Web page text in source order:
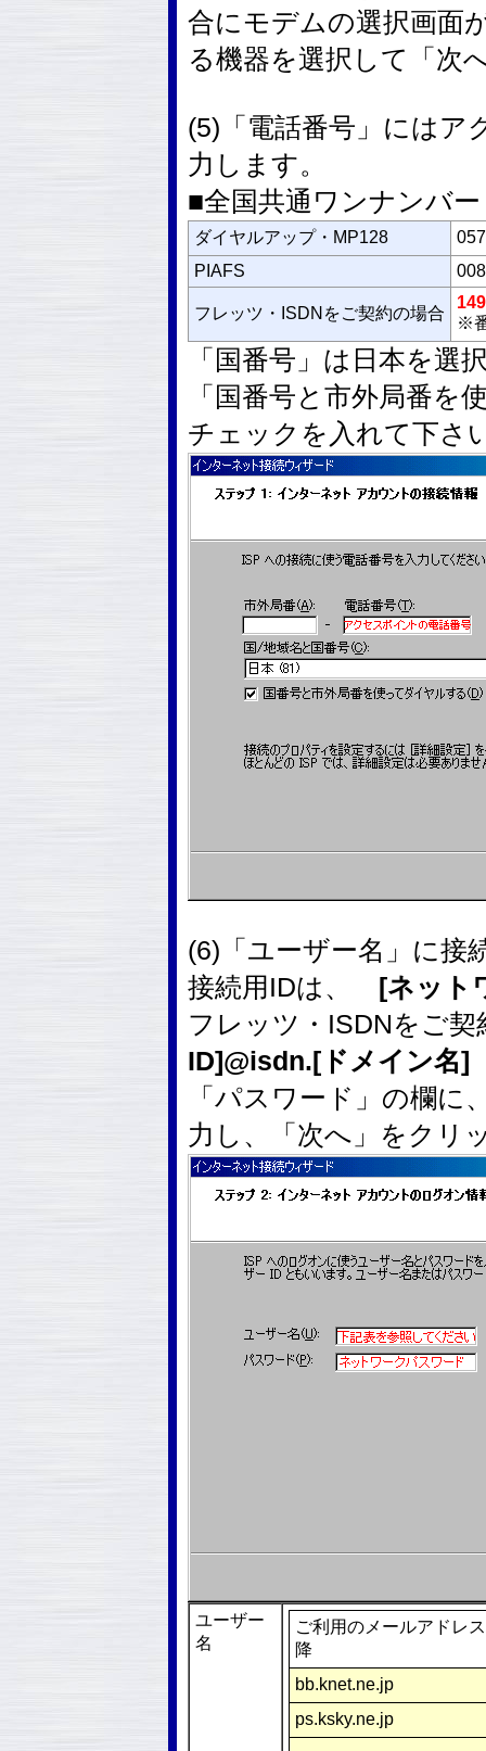
合にモデムの選択画面
る機器を選択して「次
(5)「電話番号」にはア
力します。
■全国共通ワンナンバー
ダイヤルアップ・MP128
PIAFS
フレッツ・ISDNをご契約の場合
※
「国番号」は日本を選
「国番号と市外局番を
チェックを入れて下さ
(6)「ユーザー名」に接
接続用IDは、 [ネット
フレッツ・ISDNをご
ID]@isdn.[ドメイン名]
「パスワード」の欄
力し、「次へ」をクリ
ユーザー
名
ご利用のメールアドレ
降
bb.knet.ne.jp
ps.ksky.ne.jp